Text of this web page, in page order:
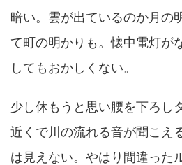
暗い。雲が出ているのか月の
て町の明かりも。懐中電灯が
してもおかしくない。
少し休もうと思い腰を下ろし
近くで川の流れる音が聞こえ
は見えない。やはり間違った